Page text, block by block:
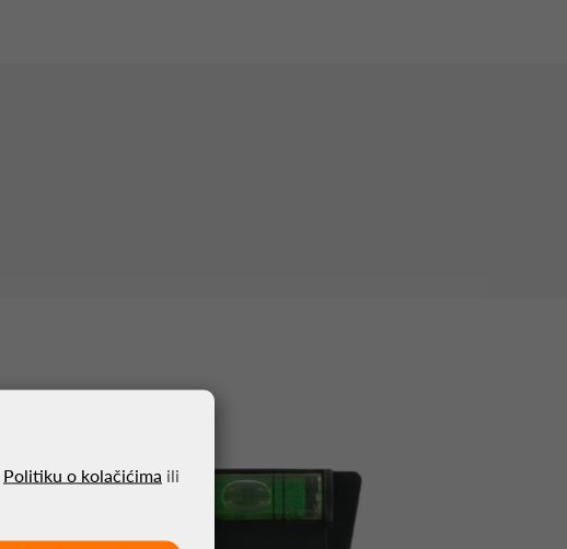
Politiku o kolačićima ili